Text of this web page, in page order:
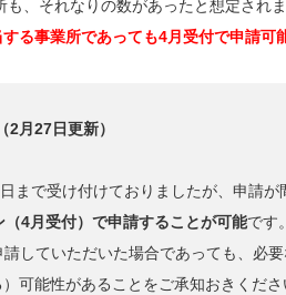
、それなりの数があったと想定されま
る事業所であっても4月受付で申請可
月27日更新）
まで受け付けておりましたが、申請が
4月受付）で申請することが可能です。
していただいた場合であっても、必
可能性があることをご承知おきくださ